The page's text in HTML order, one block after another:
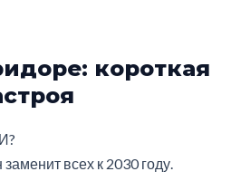
короткая
всех к 2030 году.